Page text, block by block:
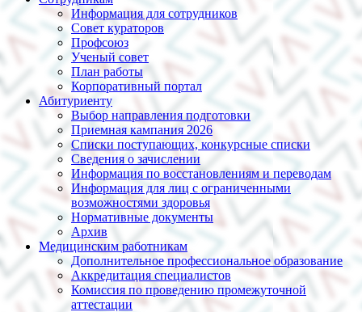
Информация для сотрудников
Совет кураторов
Профсоюз
Ученый совет
План работы
Корпоративный портал
Абитуриенту
Выбор направления подготовки
Приемная кампания 2026
Списки поступающих, конкурсные списки
Сведения о зачислении
Информация по восстановлениям и переводам
Информация для лиц с ограниченными
возможностями здоровья
Нормативные документы
Архив
Медицинским работникам
Дополнительное профессиональное образование
Аккредитация специалистов
Комиссия по проведению промежуточной
аттестации